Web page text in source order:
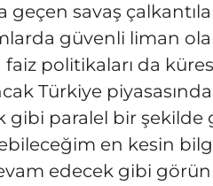
geçen savaş
güvenli liman
faiz politikaları da
Türkiye
gibi paralel bir şekilde
en kesin
edecek gibi